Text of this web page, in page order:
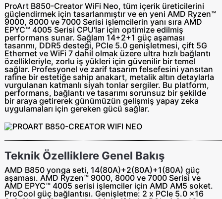
ProArt B850-Creator WiFi Neo, tüm içerik üreticilerini
güçlendirmek için tasarlanmıştır ve en yeni AMD Ryzen™
9000, 8000 ve 7000 Serisi işlemcilerin yanı sıra AMD
EPYC™ 4005 Serisi CPU'lar için optimize edilmiş
performans sunar. Sağlam 14+2+1 güç aşaması
tasarımı, DDR5 desteği, PCIe 5.0 genişletmesi, çift 5G
Ethernet ve WiFi 7 dahil olmak üzere ultra hızlı bağlantı
özellikleriyle, zorlu iş yükleri için güvenilir bir temel
sağlar. Profesyonel ve zarif tasarım felsefesini yansıtan
rafine bir estetiğe sahip anakart, metalik altın detaylarla
vurgulanan katmanlı siyah tonlar sergiler. Bu platform,
performans, bağlantı ve tasarımı sorunsuz bir şekilde
bir araya getirerek günümüzün gelişmiş yapay zeka
uygulamaları için gereken gücü sağlar.
Teknik Özelliklere Genel Bakış
AMD B850 yonga seti, 14(80A)+2(80A)+1(80A) güç
aşaması. AMD Ryzen™ 9000, 8000 ve 7000 Serisi ve
AMD EPYC™ 4005 serisi işlemciler için AMD AM5 soket.
ProCool güç bağlantısı. Genişletme: 2 x PCIe 5.0 x16